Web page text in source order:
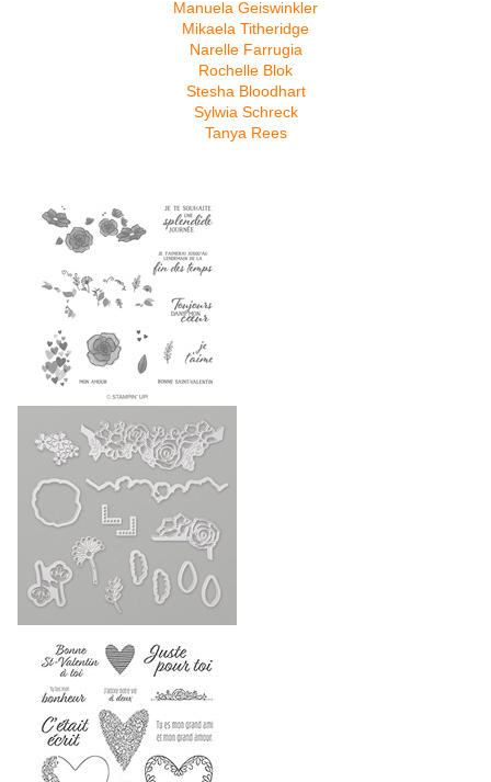
Manuela Geiswinkler
Mikaela Titheridge
Narelle Farrugia
Rochelle Blok
Stesha Bloodhart
Sylwia Schreck
Tanya Rees